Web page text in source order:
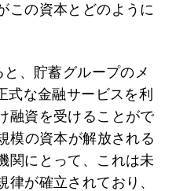
この資本とどのように
と、貯蓄グループのメ
式な金融サービスを利
融資を受けることがで
模の資本が解放される
関にとって、これは未
律が確立されており、